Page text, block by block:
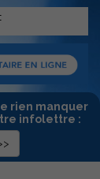
rien manquer
infolettre :